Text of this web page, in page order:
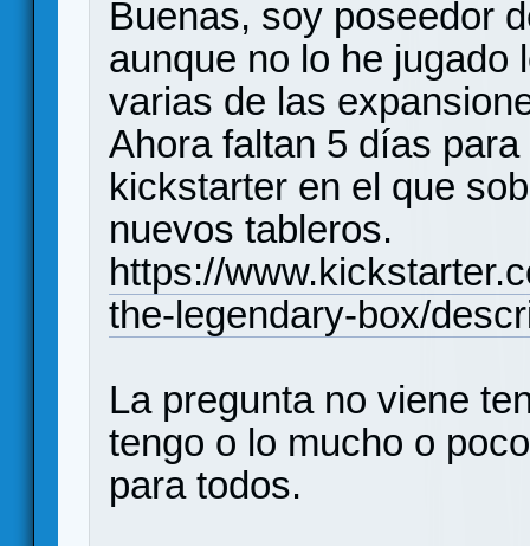
Buenas, soy poseedor
aunque no lo he jugado
varias de las
Ahora faltan 5 días
kickstarter en el que
nuevos tableros.
https://
the-legendary-box/
La pregunta no viene
tengo o lo mucho o
para todos.